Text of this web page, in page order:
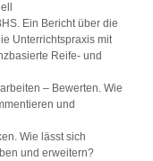
Ein Bericht über die
Unterrichtspraxis mit
Reife- und
– Bewerten. Wie
und
Wie lässt sich
und erweitern?